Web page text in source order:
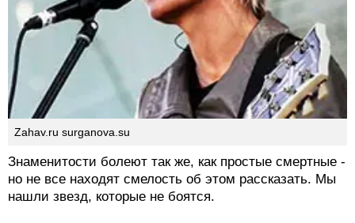
Zahav.ru surganova.su
Знаменитости болеют так же, как простые смертные -
но не все находят смелость об этом рассказать. Мы
нашли звезд, которые не боятся.